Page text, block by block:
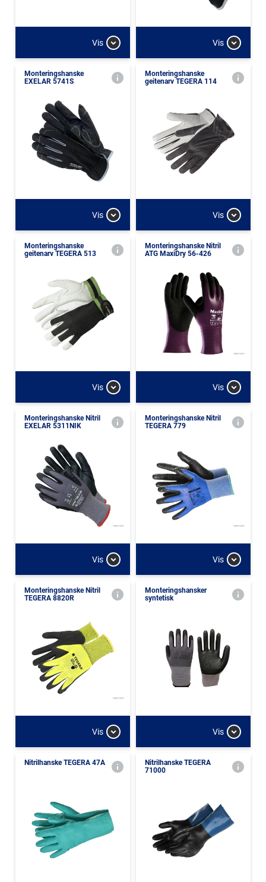
Vis Vis
Monteringshanske
EXELAR 5741S
Vis
Monteringshanske
geitenarv TEGERA 114
Vis
Monteringshanske
geitenarv TEGERA 513
Vis
Monteringshanske Nitril
ATG MaxiDry 56-426
Vis
Monteringshanske Nitril
EXELAR 5311NIK
Vis
Monteringshanske Nitril
TEGERA 779
Vis
Monteringshanske Nitril
TEGERA 8820R
Vis
Monteringshansker
syntetisk
Vis
Nitrilhanske TEGERA 47A
Nitrilhanske TEGERA
71000